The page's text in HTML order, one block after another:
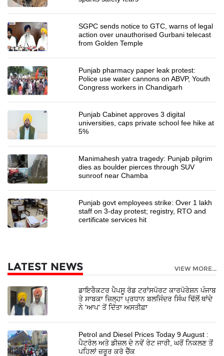
SGPC sends notice to GTC, warns of legal
action over unauthorised Gurbani telecast
from Golden Temple
Punjab pharmacy paper leak protest:
Police use water cannons on ABVP, Youth
Congress workers in Chandigarh
Punjab Cabinet approves 3 digital
universities, caps private school fee hike at
5%
Manimahesh yatra tragedy: Punjab pilgrim
dies as boulder pierces through SUV
sunroof near Chamba
Punjab govt employees strike: Over 1 lakh
staff on 3-day protest; registry, RTO and
certificate services hit
LATEST NEWS VIEW MORE...
ਡਾਇਰੈਕਟਰ ਪੈਪਸੂ ਰੋਡ ਟਰਾਂਸਪੋਰਟ ਕਾਰਪੋਰੇਸ਼ਨ ਪੰਜਾਬ
ਤੇ ਸਾਬਕਾ ਜ਼ਿਲ੍ਹਾ ਪ੍ਰਧਾਨ ਬਲਜਿੰਦਰ ਸਿੰਘ ਢਿੱਲੋਂ ਥਾਂਦੇ
ਨੇ 'ਆਪ' ਤੋਂ ਦਿੱਤਾ ਅਸਤੀਫ਼ਾ
Petrol and Diesel Prices Today 9 August :
ਪੈਟਰੋਲ ਅਤੇ ਡੀਜ਼ਲ ਦੇ ਨਵੇਂ ਰੇਟ ਜਾਰੀ, ਘਰੋਂ ਨਿਕਲਣ ਤੋਂ
ਪਹਿਲਾਂ ਜ਼ਰੂਰ ਕਰੋ ਚੈੱਕ